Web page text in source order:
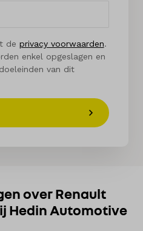
de privacy voorwaarden.
enkel opgeslagen en
van dit
over Renault
Hedin Automotive